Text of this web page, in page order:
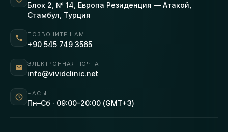
Блок 2, № 14, Европа Резиденция — Атакой,
Стамбул, Турция
ПОЗВОНИТЕ НАМ
+90 545 749 3565
ЭЛЕКТРОННАЯ ПОЧТА
info@vividclinic.net
ЧАСЫ
Пн–Сб · 09:00–20:00 (GMT+3)